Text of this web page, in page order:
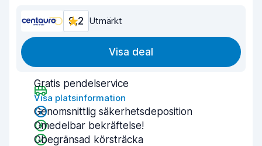
9,2 Utmärkt
Visa deal
Gratis pendelservice
Visa platsinformation
Genomsnittlig säkerhetsdeposition
Omedelbar bekräftelse!
Obegränsad körsträcka